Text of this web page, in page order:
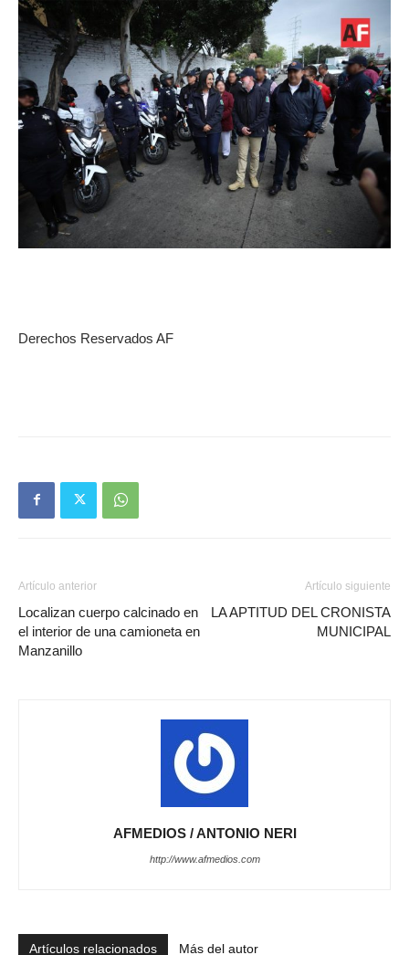
Derechos Reservados AF
Artículo anterior
Localizan cuerpo calcinado en
el interior de una camioneta en
Manzanillo
Artículo siguiente
LA APTITUD DEL CRONISTA
MUNICIPAL
AFMEDIOS / ANTONIO NERI
http://www.afmedios.com
Artículos relacionados Más del autor